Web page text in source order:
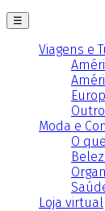
☰
Viagens e
Moda e
O
Loja virtual